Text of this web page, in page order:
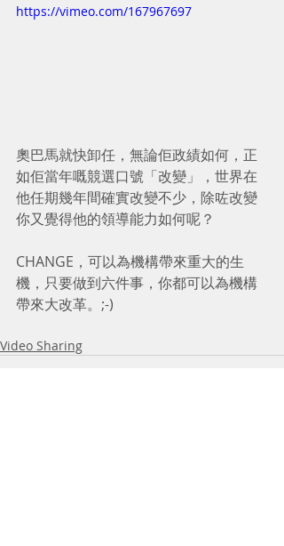
https://vimeo.com/167967697
奧巴馬就快卸任，無論佢政績如何，正
如佢當年嘅競選口號「改變」，世界在
他任期幾年間確實改變不少，除咗改變
你又覺得他的領導能力如何呢？
CHANGE，可以為機構帶來重大的生
機，只要做到六件事，你都可以為機構
帶來大改革­。;-)
Video Sharing